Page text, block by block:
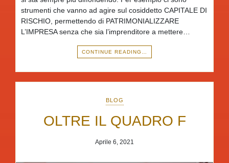
strumenti che vanno ad agire sul cosiddetto CAPITALE DI
RISCHIO, permettendo di PATRIMONIALIZZARE
L’IMPRESA senza che sia l’imprenditore a mettere…
CONTINUE READING…
BLOG
OLTRE IL QUADRO F
Aprile 6, 2021